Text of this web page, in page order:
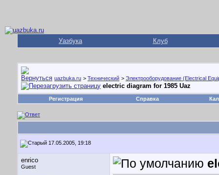
Уазбука Клуб
uazbuka.ru > Технический > Электрооборудование (Electrical
electric diagram for 1985 Uaz
Регистрация Справка
17.05.2005, 19:18
enrico
Guest